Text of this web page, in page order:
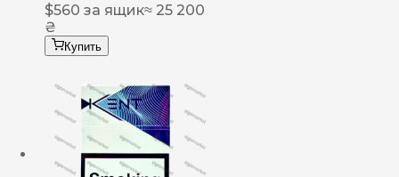
$560 за ящик≈ 25 200
₴
Купить